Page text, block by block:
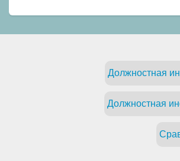
Должностная
Должностная